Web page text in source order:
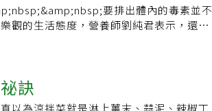
雖然芹菜葉吃起來有苦澀感，但跟芹菜莖
議烹調芹菜時保留葉子，例如切碎與麵粉
菜屬於偏寒性的蔬菜，較不適合脾胃虛
來看，芹菜若與味甘、微溫的雞肉一同烹
合吃芹菜？芹菜雖然營養價值高，但也不
易被吸收並發揮其生物活性。因而牡蠣酶
除上述活性外，牡蠣肽還具有抗憂鬱、補
並想在食品保鮮上多下功夫，還有一種更
湯瑪森（Caroline Thomason）表示，為
。普瑞斯特說，用快過了保存期限的芹菜
是減少食物浪費的好方法。為了讓變軟的
，切成條狀，然後在冰水中浸泡約30分
國產芹菜的主要產期。芹菜品種多，外型
適合的料理種類也有所不同。而除了一般
濃郁，適合直接熱炒或切碎增香。●芹菜
多汁，適合搭配海鮮或肉類熱炒。●山芹菜
，但氣味不若芫荽濃郁，常用於煮湯、裹
的這種菜，膳食纖維量非
要排出體內的毒素並不
觀的生活態度，營養師劉純君表示，還可
、維生素A、葉綠素以及膳食纖維都很
黏稠性水溶性纖維，可黏掉黏膜腸壁膽酸
胃腸蠕動、預防便祕，減少痔瘡和大腸癌
訣
以為涼拌菜就是淋上薑末、蒜泥、辣椒丁